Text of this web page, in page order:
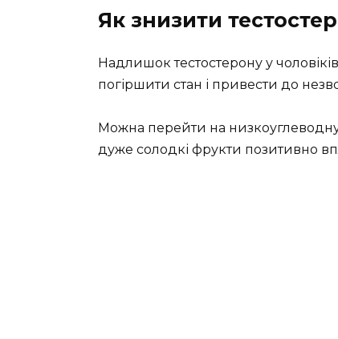
Як знизити
Надлишок тестостерону у
погіршити стан і привести до
Можна перейти на
дуже солодкі фрукти позитивно